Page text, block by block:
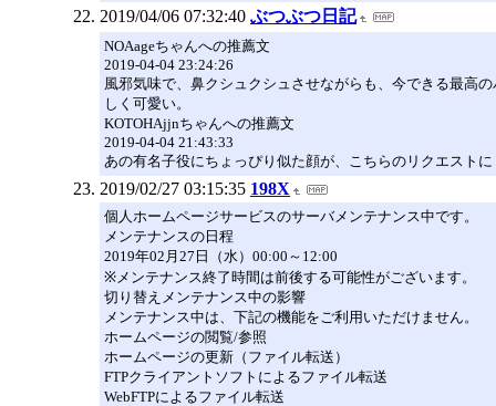
2019/04/06 07:32:40 ぶつぶつ日記
NOAageちゃんへの推薦文
2019-04-04 23:24:26
風邪気味で、鼻クシュクシュさせながらも、今できる最高
しく可愛い。
KOTOHAjjnちゃんへの推薦文
2019-04-04 21:43:33
あの有名子役にちょっぴり似た顔が、こちらのリクエストに
2019/02/27 03:15:35 198X
個人ホームページサービスのサーバメンテナンス中です。
メンテナンスの日程
2019年02月27日（水）00:00～12:00
※メンテナンス終了時間は前後する可能性がございます。
切り替えメンテナンス中の影響
メンテナンス中は、下記の機能をご利用いただけません。
ホームページの閲覧/参照
ホームページの更新（ファイル転送）
FTPクライアントソフトによるファイル転送
WebFTPによるファイル転送